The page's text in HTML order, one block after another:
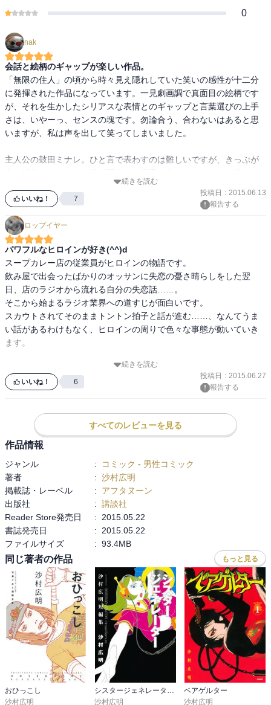
0
nak
会話と絵柄のギャップが楽しい作品。
「無限の住人」の頃から時々見え隠れしていた笑いの感性が十二分
に発揮された作品になっています。一見劇画調で真面目の絵柄です
が、それを生かしたシリアスな表情とのギャップと言葉選びの上手
さは、いやーっ、センスの塊です。勿論合う、合わないはあると思
いますが、私は声を出して笑ってしまいました。
主人公の鼓田ミナレ。ひと言で表わすのは難しいですが、きっぷが
キレキレな性格（それと何故か体操選手並みの身体能力の持ち主と
いう...。アクションシーンは流石です。）で、そのキャラと声質に惹
かれたラジオのディレクターの策略でラジオのパーソナリティにな
ることに。ちょっと最初は強引な感じは否めませんが、それを補う
思い切りの良さを感じました。
1巻ではまだまだ序章で2巻から本格始動という感じなので早く次巻
を読みたいです。
続きを読む
いいね！ 7
投稿日 : 2015.06.13
報告する
ロップイヤー
パワフルなヒロインが好き(^^)d
スープカレー店の従業員がヒロインの物語です。
飲み屋で出会ったばかりのオッサンに失恋の憂さ晴らしをした翌
日、店のラジオから流れる自分の失恋話……。
そこから始まるラジオ業界への道すじが面白いです。
スカウトされてそのままトントン拍子と話が進む……、なんてうま
い話があるわけもなく、ヒロインの周りで色々な事態が動いていき
ます。
ヒロインが一癖味があって楽しいです。
女子力がどうにも残念です。見た目はそこそこいいのに、がさつと
いうか色々とぶっちゃける性格です。それでいてちょっと隙がある
回りのキャラクターも、ヒロインに負けず劣らずくせ者揃いで見て
いて飽きが来ません。
作品の題材は地味ですが、キャラクターの魅力を十分に感じられる
作品です。
続きを読む
いいね！ 6
投稿日 : 2015.06.27
報告する
すべてのレビューを見る
作品情報
ジャンル : コミック - 男性コミック
著者
: 沙村広明
掲載誌・レーベル
:
アフタヌーン
出版社
: 講談社
Reader Store発売日
:
2015.05.22
書誌発売日
:
2015.05.22
ファイルサイズ
: 93.4MB
同じ著者の作品 もっと見る
おひっこし
沙村広明
沙村広明
ベアゲルター
沙村広明